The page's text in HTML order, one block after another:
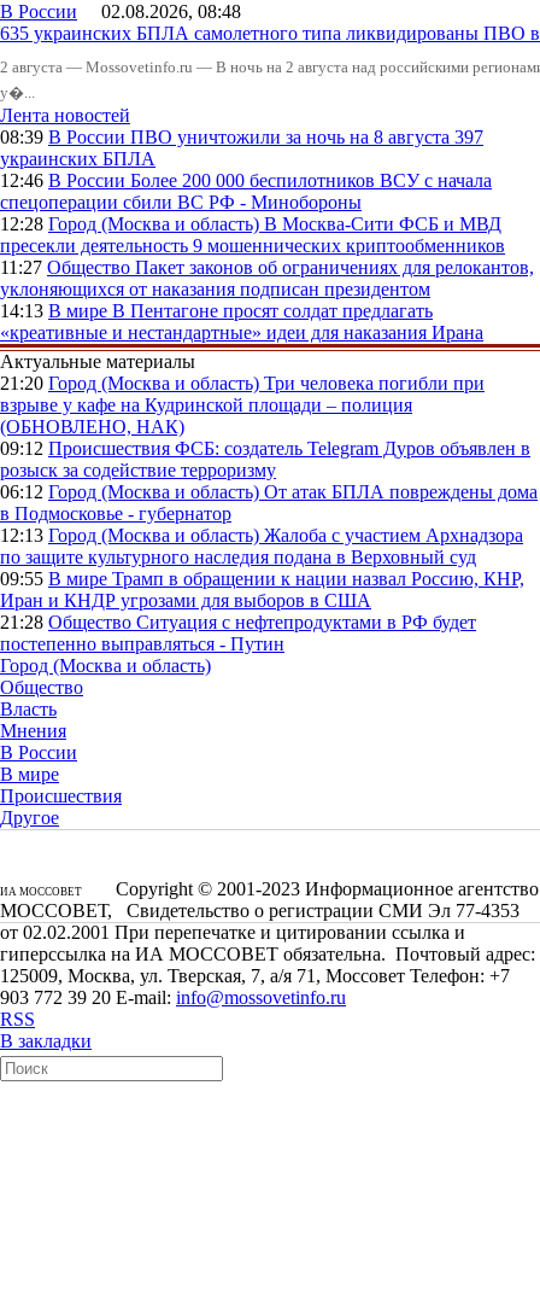
В России 02.08.2026, 08:48
635 украинских БПЛА самолетного типа ликвидированы ПВО
2 августа — Mossovetinfo.ru — В ночь на 2 августа над российскими
у�...
Лента новостей
08:39 В России ПВО уничтожили за ночь на 8 августа 397
украинских БПЛА
12:46 В России Более 200 000 беспилотников ВСУ с начала
спецоперации сбили ВС РФ - Минобороны
12:28 Город (Москва и область) В Москва-Сити ФСБ и МВД
пресекли деятельность 9 мошеннических криптообменников
11:27 Общество Пакет законов об ограничениях для релокантов,
уклоняющихся от наказания подписан президентом
14:13 В мире В Пентагоне просят солдат предлагать
«креативные и нестандартные» идеи для наказания Ирана
Актуальные материалы
21:20 Город (Москва и область) Три человека погибли при
взрыве у кафе на Кудринской площади – полиция
(ОБНОВЛЕНО, НАК)
09:12 Происшествия ФСБ: создатель Telegram Дуров объявлен в
розыск за содействие терроризму
06:12 Город (Москва и область) От атак БПЛА повреждены дома
в Подмосковье - губернатор
12:13 Город (Москва и область) Жалоба с участием Архнадзора
по защите культурного наследия подана в Верховный суд
09:55 В мире Трамп в обращении к нации назвал Россию, КНР,
Иран и КНДР угрозами для выборов в США
21:28 Общество Ситуация с нефтепродуктами в РФ будет
постепенно выправляться - Путин
Город (Москва и область)
Общество
Власть
Мнения
В России
В мире
Происшествия
Другое
ИА МОССОВЕТ
Copyright © 2001-2023 Информационное агентство
МОССОВЕТ, Свидетельство о регистрации СМИ Эл 77-4353
от 02.02.2001 При перепечатке и цитировании ссылка и
гиперссылка на ИА МОССОВЕТ обязательна. Почтовый адрес:
125009, Москва, ул. Тверская, 7, а/я 71, Моссовет Телефон: +7
903 772 39 20 E-mail: info@mossovetinfo.ru
RSS
В закладки